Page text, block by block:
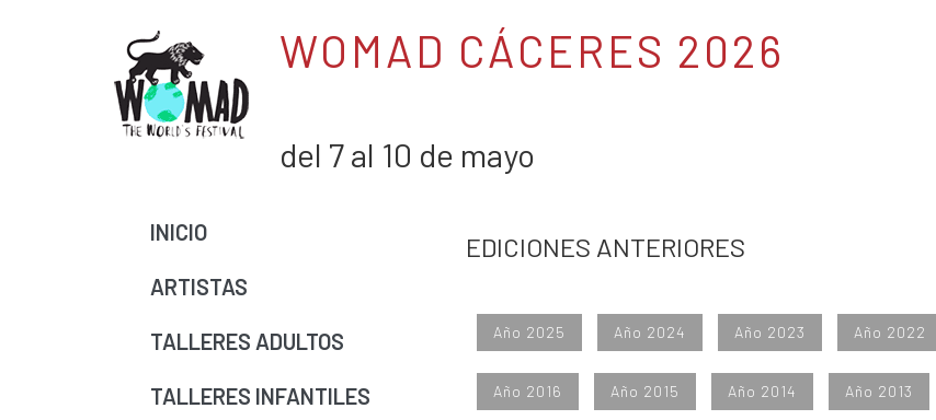
WOMAD CÁCERES 2026
del 7 al 10 de mayo
INICIO
ARTISTAS
TALLERES ADULTOS
TALLERES INFANTILES
EDICIONES ANTERIORES
Año 2025 Año 2024 Año 2023 Año 2022
Año 2016 Año 2015 Año 2014 Año 2013